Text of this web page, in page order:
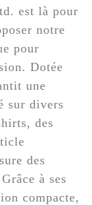
est là pour
notre
pour
Dotée
une
sur divers
des
des
à ses
compacte,